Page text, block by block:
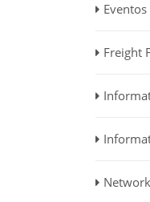
Eventos
Freight